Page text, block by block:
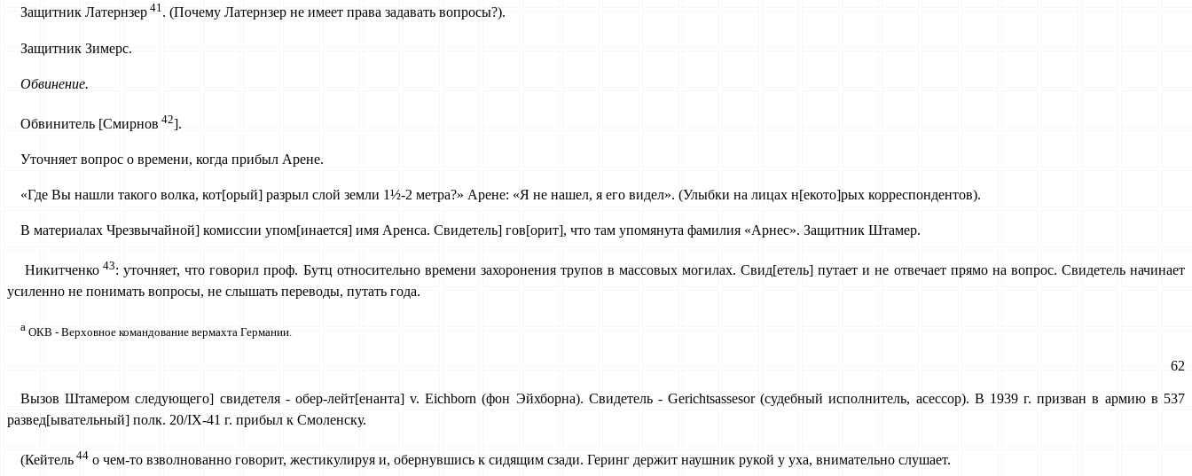
Защитник Латернзер 41. (Почему Латернзер не имеет права задавать вопросы?).
Защитник Зимерс.
Обвинение.
Обвинитель [Смирнов 42].
Уточняет вопрос о времени, когда прибыл Арене.
«Где Вы нашли такого волка, кот[орый] разрыл слой земли 1½-2 метра?» Арене: «Я не нашел, я его видел». (Улыбки на лицах н[екото]рых корреспондентов).
В материалах Чрезвычайной] комиссии упом[инается] имя Аренса. Свидетель] гов[орит], что там упомянута фамилия «Арнес». Защитник Штамер.
Никитченко 43: уточняет, что говорил проф. Бутц относительно времени захоронения трупов в массовых могилах. Свид[етель] путает и не отвечает прямо на вопрос. Свидетель начинает
усиленно не понимать вопросы, не слышать переводы, путать года.
а ОКВ - Верховное командование вермахта Германии.
62
Вызов Штамером следующего] свидетеля - обер-лейт[енанта] v. Eichborn (фон Эйхборна). Свидетель - Gerichtsassesor (судебный исполнитель, асессор). В 1939 г. призван в армию в 537
развед[ывательный] полк. 20/IX-41 г. прибыл к Смоленску.
(Кейтель 44 о чем-то взволнованно говорит, жестикулируя и, обернувшись к сидящим сзади. Геринг держит наушник рукой у уха, внимательно слушает.